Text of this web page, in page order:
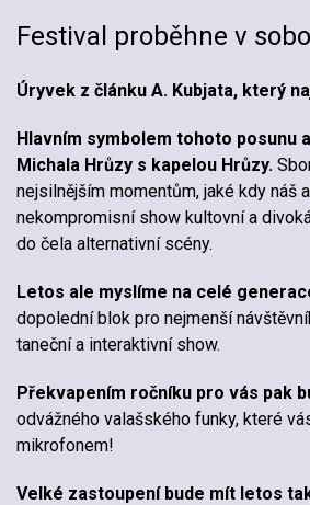
Nadpis článku
Festival proběhne v
Úryvek z článku A. Kubjata, který
Hlavním symbolem tohoto
Michala Hrůzy s kapelou Hrůzy.
nejsilnějším momentům, jaké kdy náš
nekompromisní show kultovní a
do čela alternativní scény.
Letos ale myslíme na celé
dopolední blok pro nejmenší
taneční a interaktivní show.
Překvapením ročníku pro vás pak
odvážného valašského funky, které
mikrofonem!
Velké zastoupení bude mít letos